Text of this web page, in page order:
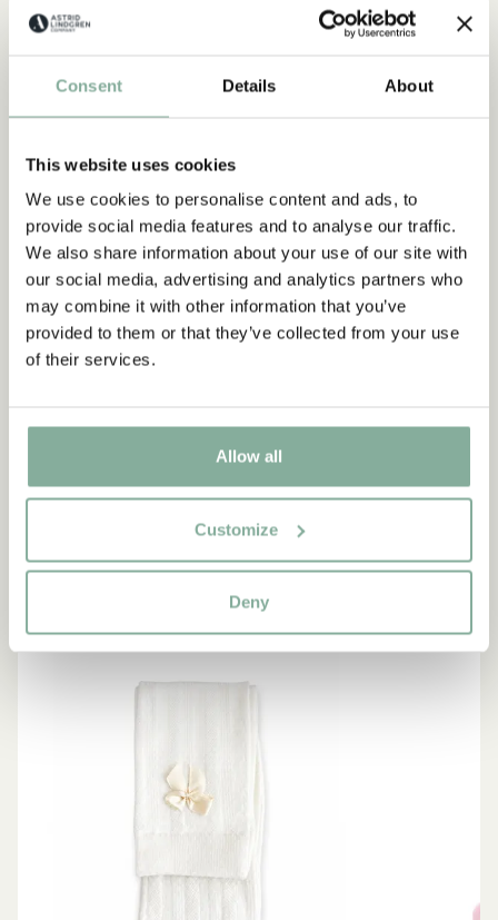
Consent Details About
This website uses cookies
We use cookies to personalise content and ads, to
provide social media features and to analyse our traffic.
We also share information about your use of our site with
our social media, advertising and analytics partners who
may combine it with other information that you’ve
provided to them or that they’ve collected from your use
of their services.
Allow all
Customize
Deny
Allt med Madicken
SE ALLA MADICKEN-PRODUKTER